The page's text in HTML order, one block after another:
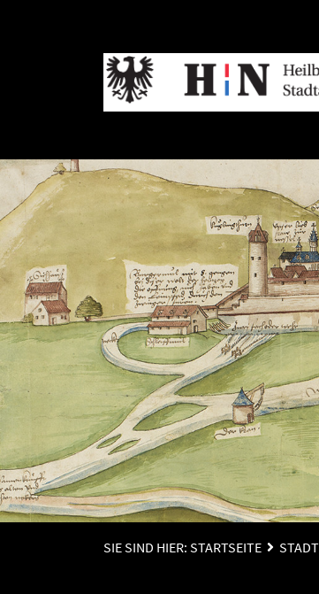
SIE SIND HIER: STARTSEITE